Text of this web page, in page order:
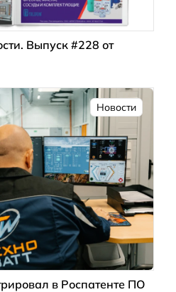
Выпуск #228 от
Новости
в Роспатенте ПО